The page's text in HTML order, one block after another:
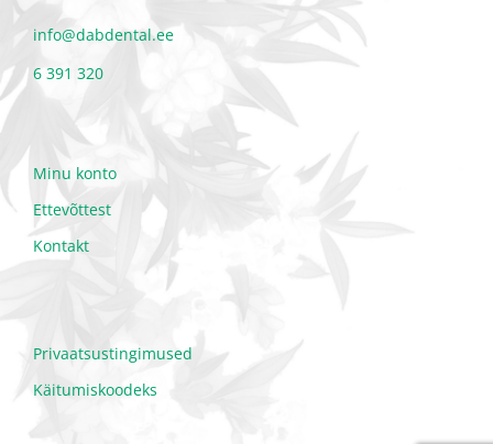
info@dabdental.ee
6 391 320
Minu konto
Ettevõttest
Kontakt
Privaatsustingimused
Käitumiskoodeks